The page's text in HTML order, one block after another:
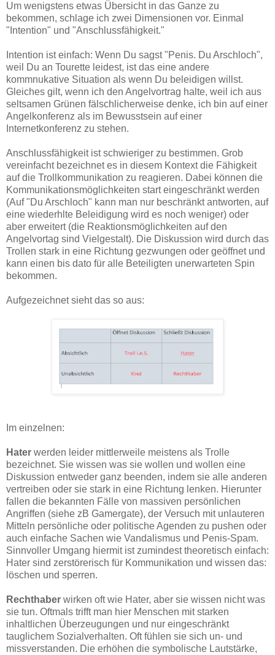
Um wenigstens etwas Übersicht in das Ganze zu
bekommen, schlage ich zwei Dimensionen vor. Einmal
"Intention" und "Anschlussfähigkeit."
Intention ist einfach: Wenn Du sagst "Penis. Du Arschloch",
weil Du an Tourette leidest, ist das eine andere
kommnukative Situation als wenn Du beleidigen willst.
Gleiches gilt, wenn ich den Angelvortrag halte, weil ich aus
seltsamen Grünen fälschlicherweise denke, ich bin auf einer
Angelkonferenz als im Bewusstsein auf einer
Internetkonferenz zu stehen.
Anschlussfähigkeit ist schwieriger zu bestimmen. Grob
vereinfacht bezeichnet es in diesem Kontext die Fähigkeit
auf die Trollkommunikation zu reagieren. Dabei können die
Kommunikationsmöglichkeiten start eingeschränkt werden
(Auf "Du Arschloch" kann man nur beschränkt antworten, auf
eine wiederhlte Beleidigung wird es noch weniger) oder
aber erweitert (die Reaktionsmöglichkeiten auf den
Angelvortag sind Vielgestalt). Die Diskussion wird durch das
Trollen stark in eine Richtung gezwungen oder geöffnet und
kann einen bis dato für alle Beteiligten unerwarteten Spin
bekommen.
Aufgezeichnet sieht das so aus:
Im einzelnen:
Hater werden leider mittlerweile meistens als Trolle
bezeichnet. Sie wissen was sie wollen und wollen eine
Diskussion entweder ganz beenden, indem sie alle anderen
vertreiben oder sie stark in eine Richtung lenken. Hierunter
fallen die bekannten Fälle von massiven persönlichen
Angriffen (siehe zB Gamergate), der Versuch mit unlauteren
Mitteln persönliche oder politische Agenden zu pushen oder
auch einfache Sachen wie Vandalismus und Penis-Spam.
Sinnvoller Umgang hiermit ist zumindest theoretisch einfach:
Hater sind zerstörerisch für Kommunikation und wissen das:
löschen und sperren.
Rechthaber wirken oft wie Hater, aber sie wissen nicht was
sie tun. Oftmals trifft man hier Menschen mit starken
inhaltlichen Überzeugungen und nur eingeschränkt
tauglichem Sozialverhalten. Oft fühlen sie sich un- und
missverstanden. Die erhöhen die symbolische Lautstärke,